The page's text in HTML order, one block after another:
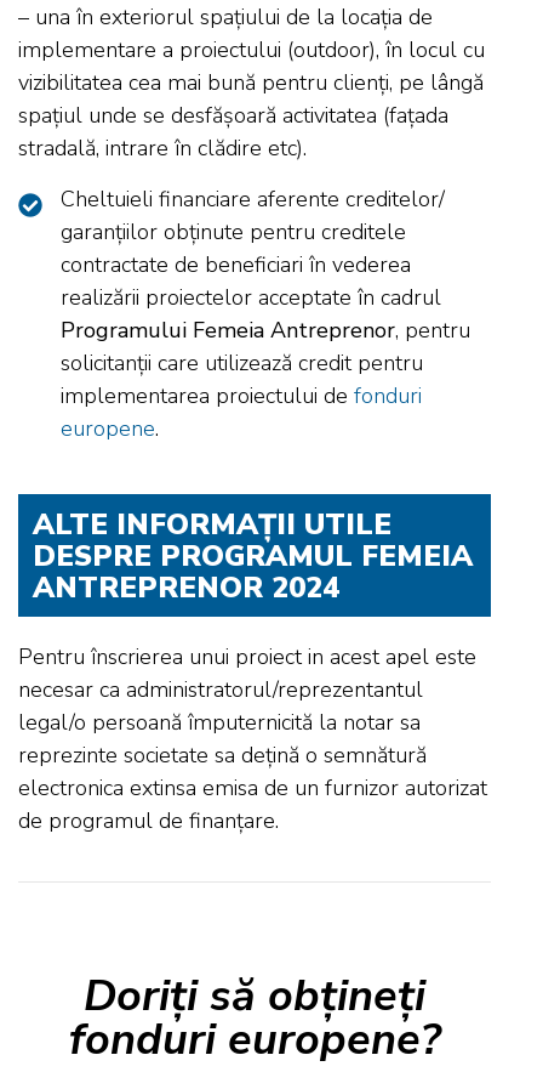
– una în exteriorul spațiului de la locația de
implementare a proiectului (outdoor), în locul cu
vizibilitatea cea mai bună pentru clienți, pe lângă
spațiul unde se desfășoară activitatea (fațada
stradală, intrare în clădire etc).
Cheltuieli financiare aferente creditelor/
garanțiilor obținute pentru creditele
contractate de beneficiari în vederea
realizării proiectelor acceptate în cadrul
Programului Femeia Antreprenor, pentru
solicitanții care utilizează credit pentru
implementarea proiectului de fonduri
europene.
ALTE INFORMAȚII UTILE
DESPRE PROGRAMUL FEMEIA
ANTREPRENOR 2024
Pentru înscrierea unui proiect in acest apel este
necesar ca administratorul/reprezentantul
legal/o persoană împuternicită la notar sa
reprezinte societate sa dețină o semnătură
electronica extinsa emisa de un furnizor autorizat
de programul de finanțare.
Doriți să obțineți
fonduri europene?